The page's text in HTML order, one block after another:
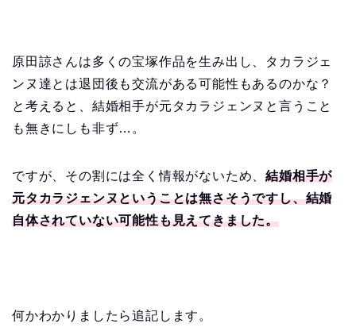
原田諒さんは多くの宝塚作品を生み出し、タカラジェ
ンヌ達とは退団後も交流がある可能性もあるのかな？
と考えると、結婚相手が元タカラジェンヌと言うこと
も無きにしも非ず…。
ですが、その割には全く情報がないため、結婚相手が
元タカラジェンヌということは無さそうですし、結婚
自体されていない可能性も見えてきました。
何かわかりましたら追記します。